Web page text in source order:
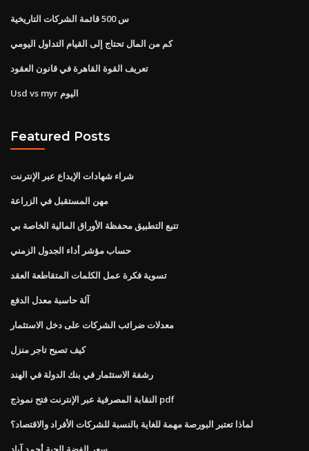
س 500 قائمة الشركات التاريخية
كم من المال تحتاج إلى القيام التداول اليومي
تعريف القوة القاهرة في قانون العقود
Usd vs myr اليوم
Featured Posts
شراء شهادات الإيداع عبر الإنترنت
مهن المستقبل في الزراعة
تتبع التطبيق محفظة الأوراق المالية الخاصة بي
حساب مؤشر أداء الجدول الزمني
تسوية فكرة عمل الكلمات المتقاطعة العقد
آلة حاسبة معدل الدفع
معدلات ضرائب الشركات على دخل الاستثمار
كيف تصبح تاجر منزل
رشفة الاستثمار في بنك الدولة في الهند
النقابة المصرفية عبر الإنترنت فتح نموذج pdf
لماذا تعتبر البورصة مهمة للغاية بالنسبة للشركات الأفراد والاقتصاد؟